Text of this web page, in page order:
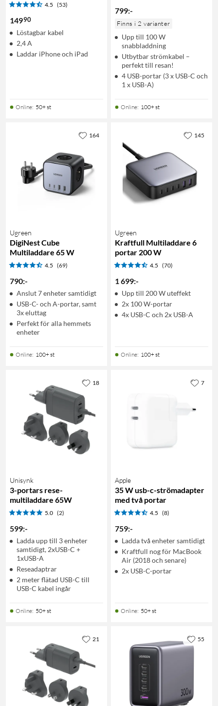
4.5 (53)
14990
Löstagbar kabel
2,4 A
Laddar iPhone och iPad
Online: 50+ st
799:-
Finns i 2 varianter
Upp till 100 W
snabbladdning
Utbytbar strömkabel –
perfekt till resan!
4 USB-portar (3 x USB-C och
1 x USB-A)
Online: 100+ st
Ugreen
DigiNest Cube
Multiladdare 65 W
4.5 (69)
790:-
Anslut 7 enheter samtidigt
USB-C- och A-portar, samt
3x eluttag
Perfekt för alla hemmets
enheter
Online: 100+ st
164
Ugreen
Kraftfull Multiladdare 6
portar 200 W
4.5 (70)
1 699:-
Upp till 200 W uteffekt
2x 100 W-portar
4x USB-C och 2x USB-A
Online: 100+ st
145
Unisynk
3-portars rese-
multiladdare 65W
5.0 (2)
599:-
Ladda upp till 3 enheter
samtidigt, 2xUSB-C +
1xUSB-A
Reseadaptrar
2 meter flätad USB-C till
USB-C kabel ingår
Online: 50+ st
18
Apple
35 W usb-c-strömadapter
med två portar
4.5 (8)
759:-
Ladda två enheter samtidigt
Kraftfull nog för MacBook
Air (2018 och senare)
2x USB-C-portar
Online: 50+ st
7
21 55